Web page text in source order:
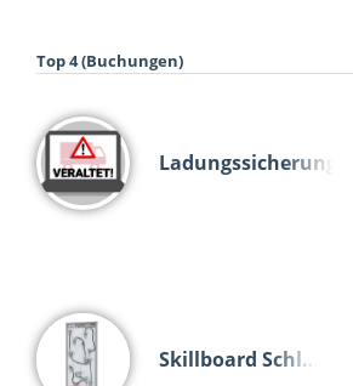
Top 4 (Buchungen)
Ladungssicherung
Skillboard Schl…